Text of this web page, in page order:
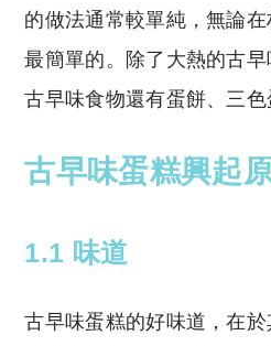
的做法通常較單純，無論
最簡單的。除了大熱的古
古早味食物還有蛋餅、三色
古早味蛋糕興起
1.1 味道
古早味蛋糕的好味道，在